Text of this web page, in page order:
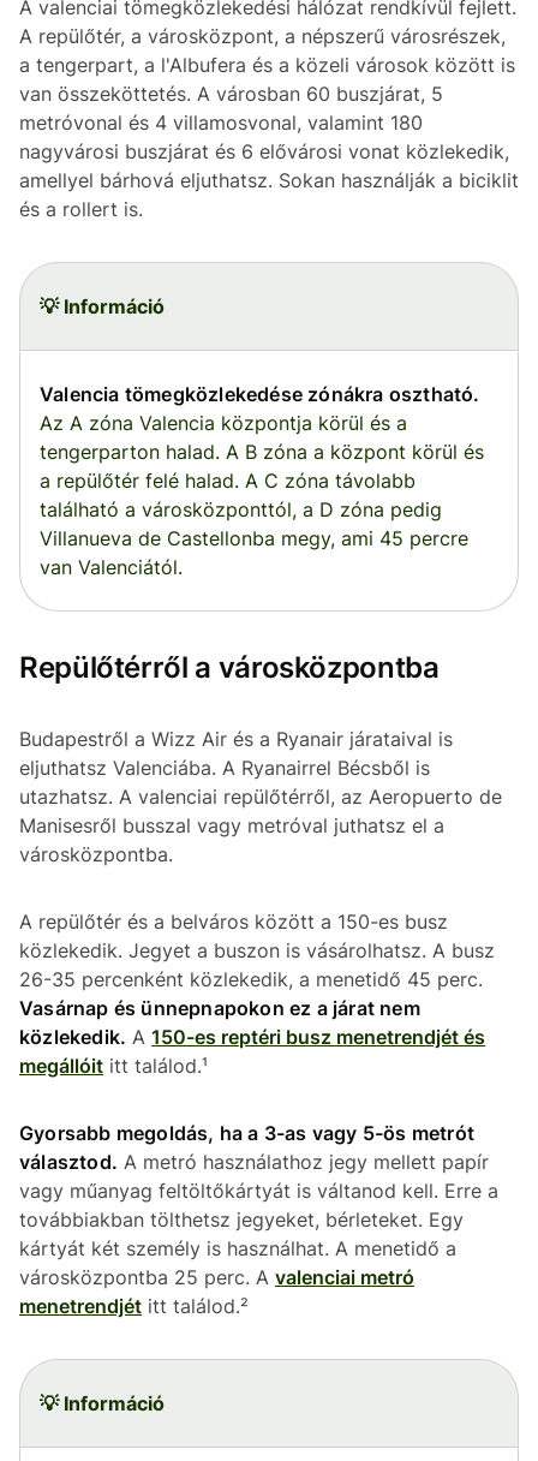
A valenciai tömegközlekedési hálózat rendkívül fejlett.
A repülőtér, a városközpont, a népszerű városrészek,
a tengerpart, a l'Albufera és a közeli városok között is
van összeköttetés. A városban 60 buszjárat, 5
metróvonal és 4 villamosvonal, valamint 180
nagyvárosi buszjárat és 6 elővárosi vonat közlekedik,
amellyel bárhová eljuthatsz. Sokan használják a biciklit
és a rollert is.
💡 Információ
Valencia tömegközlekedése zónákra osztható.
Az A zóna Valencia központja körül és a
tengerparton halad. A B zóna a központ körül és
a repülőtér felé halad. A C zóna távolabb
található a városközponttól, a D zóna pedig
Villanueva de Castellonba megy, ami 45 percre
van Valenciától.
Repülőtérről a városközpontba
Budapestről a Wizz Air és a Ryanair járataival is
eljuthatsz Valenciába. A Ryanairrel Bécsből is
utazhatsz. A valenciai repülőtérről, az Aeropuerto de
Manisesről busszal vagy metróval juthatsz el a
városközpontba.
A repülőtér és a belváros között a 150-es busz
közlekedik. Jegyet a buszon is vásárolhatsz. A busz
26-35 percenként közlekedik, a menetidő 45 perc.
Vasárnap és ünnepnapokon ez a járat nem
közlekedik. A150-es reptéri busz menetrendjét és
megállóit itt találod.¹
Gyorsabb megoldás, ha a 3-as vagy 5-ös metrót
választod. A metró használathoz jegy mellett papír
vagy műanyag feltöltőkártyát is váltanod kell. Erre a
továbbiakban tölthetsz jegyeket, bérleteket. Egy
kártyát két személy is használhat. A menetidő a
városközpontba 25 perc. A valenciai metró
menetrendjét itt találod.²
💡 Információ